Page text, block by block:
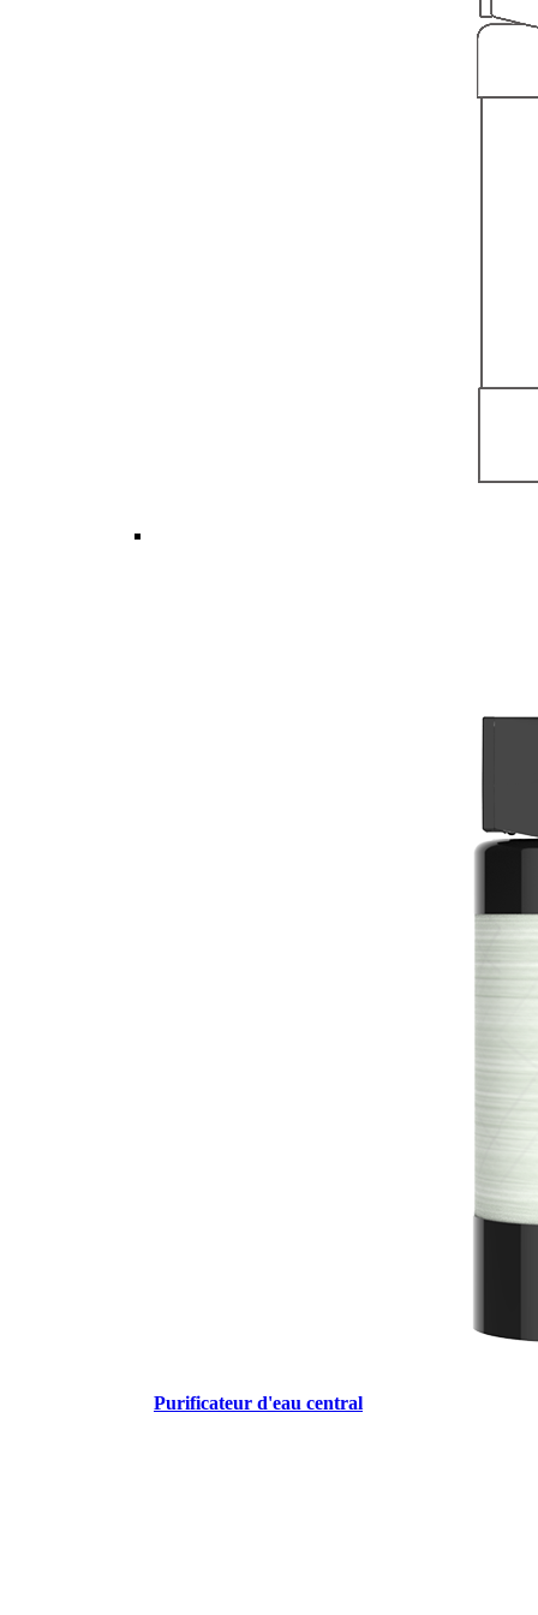
Purificateur d'eau central